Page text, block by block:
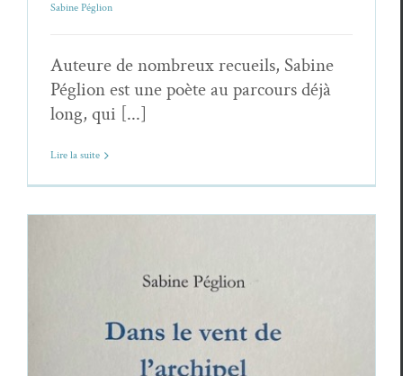
Sabine Péglion
Auteure de nombreux recueils, Sabine
Péglion est une poète au parcours déjà
long, qui [...]
Lire la suite